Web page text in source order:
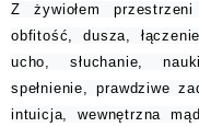
Z żywiołem
obfitość, dusza,
ucho, słuchanie,
spełnienie, prawdziwe
intuicja, wewnętrzna